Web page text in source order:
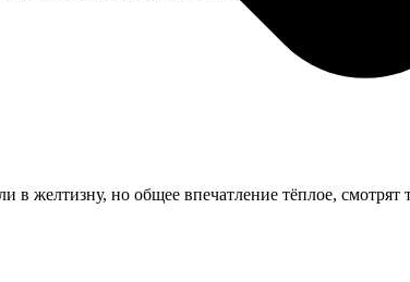
желтизну, но общее впечатление тёплое, смотрят